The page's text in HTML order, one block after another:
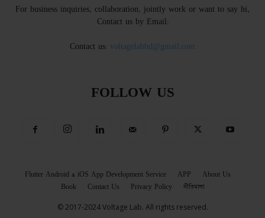
For business inquiries, collaboration, jointly work or want to say hi,
Contact us by Email:
Contact us: voltagelabbd@gmail.com
FOLLOW US
Flutter Android & iOS App Development Service APP
About Us
Book
Contact Us Privacy Policy নীতিমালা
© 2017-2024 Voltage Lab. All rights reserved.